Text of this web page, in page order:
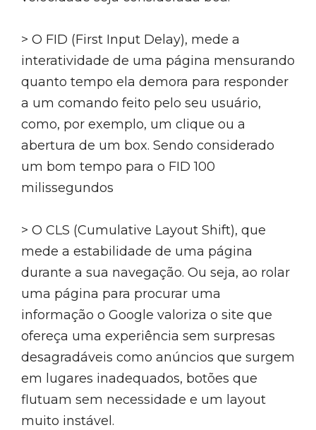
> O FID (First Input Delay), mede a
interatividade de uma página mensurando
quanto tempo ela demora para responder
a um comando feito pelo seu usuário,
como, por exemplo, um clique ou a
abertura de um box. Sendo considerado
um bom tempo para o FID 100
milissegundos
> O CLS (Cumulative Layout Shift), que
mede a estabilidade de uma página
durante a sua navegação. Ou seja, ao rolar
uma página para procurar uma
informação o Google valoriza o site que
ofereça uma experiência sem surpresas
desagradáveis como anúncios que surgem
em lugares inadequados, botões que
flutuam sem necessidade e um layout
muito instável.